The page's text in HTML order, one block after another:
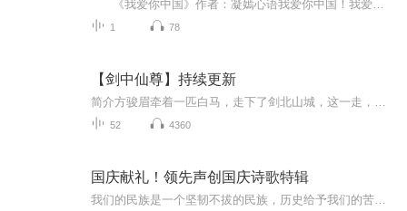
1 78
【剑中仙尊】持续更新
52 4360
国庆献礼！领先声创国庆诗歌特辑